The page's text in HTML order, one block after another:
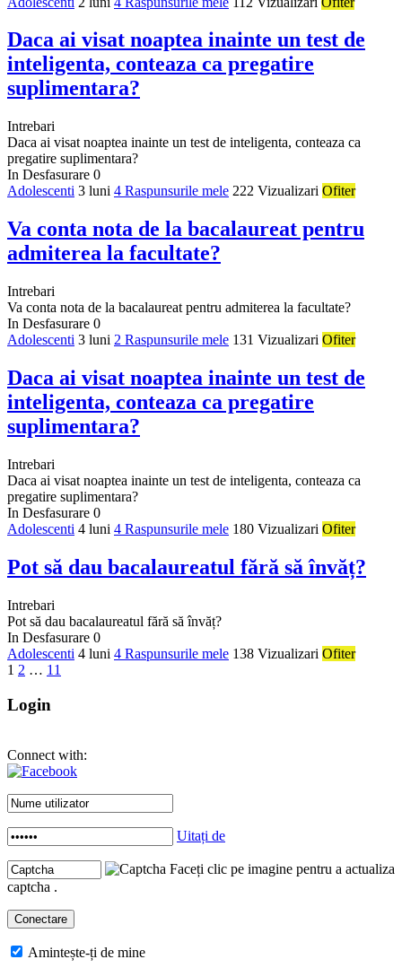
Daca ai visat noaptea inainte un test de
inteligenta, conteaza ca pregatire
suplimentara?
Intrebari
Daca ai visat noaptea inainte un test de inteligenta, conteaza ca
pregatire suplimentara?
In Desfasurare 0
Adolescenti 3 luni 4 Raspunsurile mele 222 Vizualizari Ofiter
Va conta nota de la bacalaureat pentru
admiterea la facultate?
Intrebari
Va conta nota de la bacalaureat pentru admiterea la facultate?
In Desfasurare 0
Adolescenti 3 luni 2 Raspunsurile mele 131 Vizualizari Ofiter
Daca ai visat noaptea inainte un test de
inteligenta, conteaza ca pregatire
suplimentara?
Intrebari
Daca ai visat noaptea inainte un test de inteligenta, conteaza ca
pregatire suplimentara?
In Desfasurare 0
Adolescenti 4 luni 4 Raspunsurile mele 180 Vizualizari Ofiter
Pot să dau bacalaureatul fără să învăț?
Intrebari
Pot să dau bacalaureatul fără să învăț?
In Desfasurare 0
Adolescenti 4 luni 4 Raspunsurile mele 138 Vizualizari Ofiter
1 2 … 11
Login
Connect with:
Uitați de
Faceți clic pe imagine pentru a actualiza
captcha .
Amintește-ți de mine